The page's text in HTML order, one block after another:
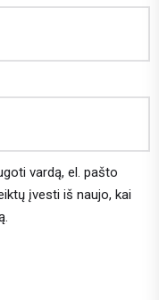
vardą, el. pašto
įvesti iš naujo, kai